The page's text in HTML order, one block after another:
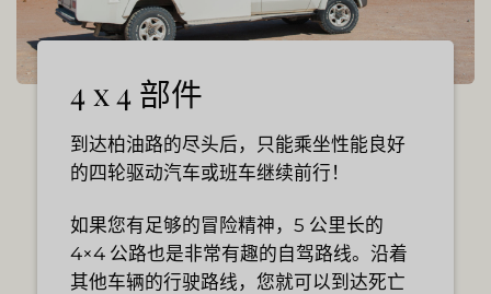
4 x 4 部件
到达柏油路的尽头后，只能乘坐性能良好
的四轮驱动汽车或班车继续前行！
如果您有足够的冒险精神，5 公里长的
4×4 公路也是非常有趣的自驾路线。沿着
其他车辆的行驶路线，您就可以到达死亡